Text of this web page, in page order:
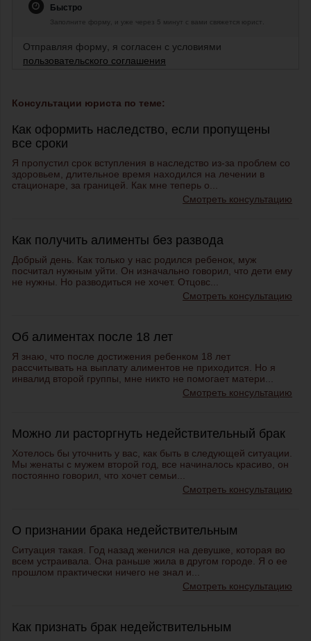
Быстро
Заполните форму, и уже через 5 минут с вами свяжется юрист.
Отправляя форму, я согласен с условиями
пользовательского соглашения
Консультации юриста по теме:
Как оформить наследство, если пропущены
все сроки
Я пропустил срок вступления в наследство из-за проблем со
здоровьем, длительное время находился на лечении в
стационаре, за границей. Как мне теперь о...
Смотреть консультацию
Как получить алименты без развода
Добрый день. Как только у нас родился ребенок, муж
посчитал нужным уйти. Он изначально говорил, что дети ему
не нужны. Но разводиться не хочет. Отцовс...
Смотреть консультацию
Об алиментах после 18 лет
Я знаю, что после достижения ребенком 18 лет
рассчитывать на выплату алиментов не приходится. Но я
инвалид второй группы, мне никто не помогает матери...
Смотреть консультацию
Можно ли расторгнуть недействительный брак
Хотелось бы уточнить у вас, как быть в следующей ситуации.
Мы женаты с мужем второй год, все начиналось красиво, он
постоянно говорил, что хочет семьи...
Смотреть консультацию
О признании брака недействительным
Ситуация такая. Год назад женился на девушке, которая во
всем устраивала. Она раньше жила в другом городе. Я о ее
прошлом практически ничего не знал и...
Смотреть консультацию
Как признать брак недействительным